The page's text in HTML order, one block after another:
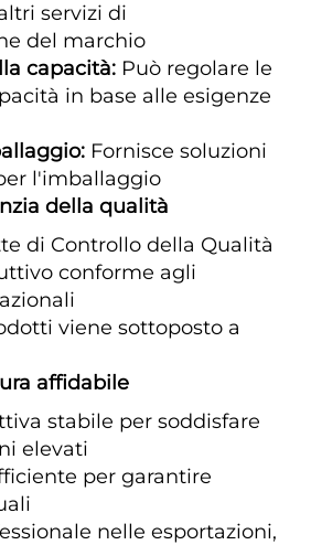
servizi di
del marchio
capacità: Può regolare le
in base alle esigenze
Fornisce soluzioni
l'imballaggio
della qualità
di Controllo della Qualità
conforme agli
viene sottoposto a
affidabile
stabile per soddisfare
elevati
per garantire
nelle esportazioni,